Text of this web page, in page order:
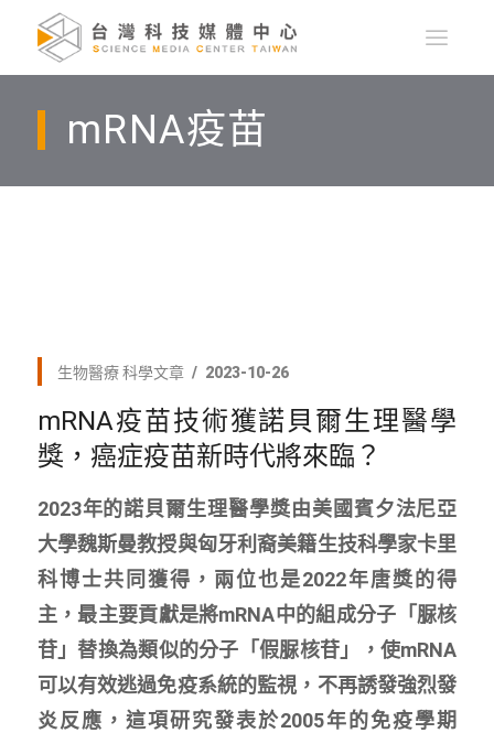
mRNA疫苗
生物醫療 科學文章 2023-10-26
mRNA疫苗技術獲諾貝爾生理醫學
獎，癌症疫苗新時代將來臨？
2023年的諾貝爾生理醫學獎由美國賓夕法尼亞
大學魏斯曼教授與匈牙利裔美籍生技科學家卡里
科博士共同獲得，兩位也是2022年唐獎的得
主，最主要貢獻是將mRNA中的組成分子「脲核
苷」替換為類似的分子「假脲核苷」，使mRNA
可以有效逃過免疫系統的監視，不再誘發強烈發
炎反應，這項研究發表於2005年的免疫學期